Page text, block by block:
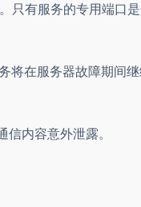
只有服务的专用端口
将在服务器故障期间
内容意外泄露。